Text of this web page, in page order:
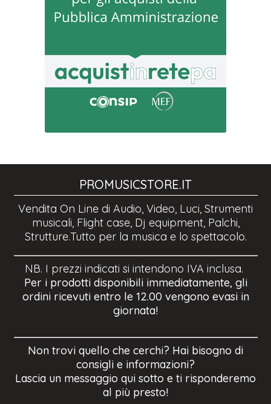
PROMUSICSTORE.IT
Vendita On Line di Audio, Video, Luci, Strumenti
musicali, Flight case, Dj equipment, Palchi,
Strutture.Tutto per la musica e lo spettacolo.
NB. I prezzi indicati si intendono IVA inclusa.
Per i prodotti disponibili immediatamente, gli
ordini ricevuti entro le 12.00 vengono evasi in
giornata!
Non trovi quello che cerchi? Hai bisogno di
consigli e informazioni?
Lascia un messaggio qui sotto e ti risponderemo
al più presto!